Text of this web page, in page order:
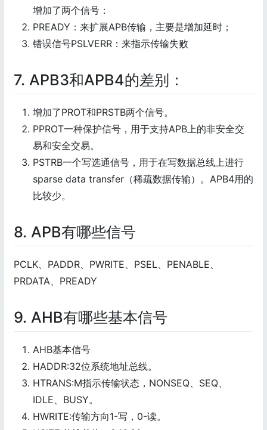
增加了两个信号：
PREADY：来扩展APB传输，主要是增加延时；
错误信号PSLVERR：来指示传输失败
7. APB3和APB4的差别：
增加了PROT和PRSTB两个信号。
PPROT一种保护信号，用于支持APB上的非安全交
易和安全交易。
PSTRB一个写选通信号，用于在写数据总线上进行
sparse data transfer（稀疏数据传输）。APB4用的
比较少。
8. APB有哪些信号
PCLK、PADDR、PWRITE、PSEL、PENABLE、
PRDATA、PREADY
9. AHB有哪些基本信号
AHB基本信号
HADDR:32位系统地址总线。
HTRANS:M指示传输状态，NONSEQ、SEQ、
IDLE、BUSY。
HWRITE:传输方向1-写，0-读。